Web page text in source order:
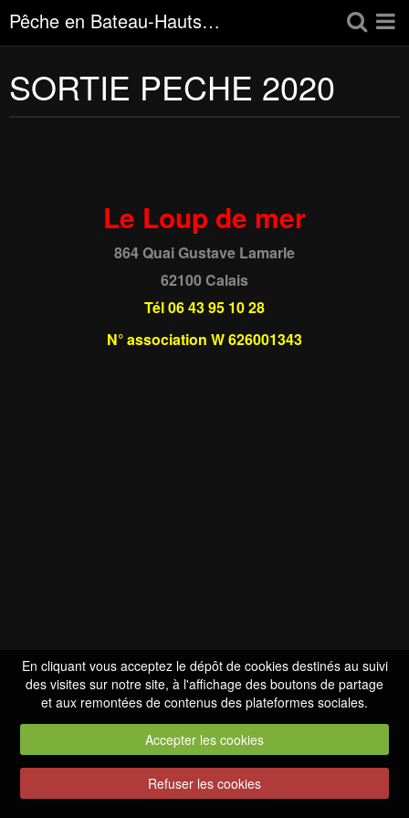
Pêche en Bateau-Hauts de France
Accueil
TARIF PECHE LARGE
TARIF PECHE GRAND LARGE
SORTIE PECHE 2020
Le Loup de mer
864 Quai Gustave Lamarle
62100 Calais
Tél 06 43 95 10 28
N° association W 626001343
En cliquant vous acceptez le dépôt de cookies destinés au suivi
des visites sur notre site, à l'affichage des boutons de partage
et aux remontées de contenus des plateformes sociales.
Accepter les cookies
Refuser les cookies